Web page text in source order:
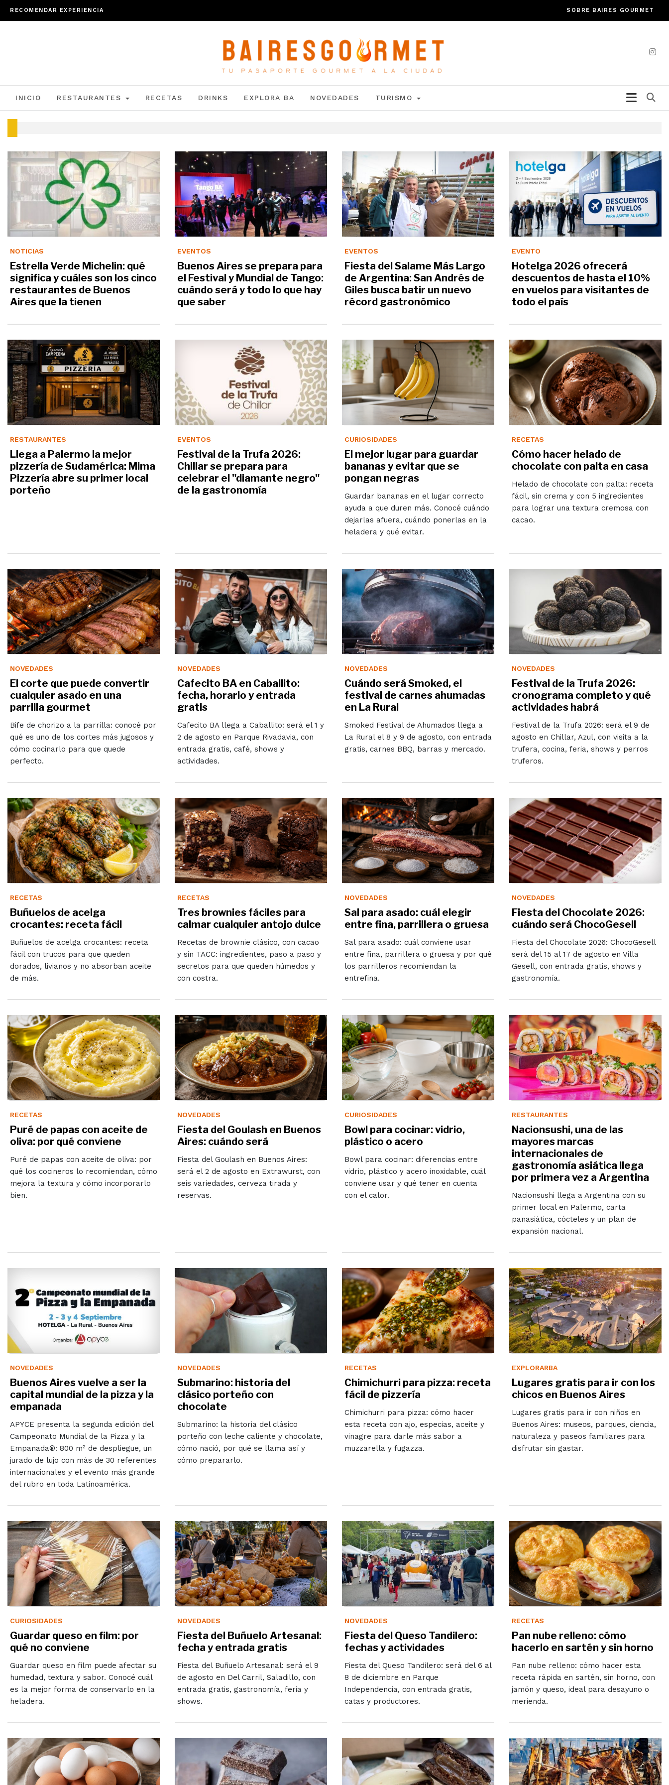
RECOMENDAR EXPERIENCIA SOBRE BAIRES GOURMET
INICIO RESTAURANTES RECETAS DRINKS EXPLORA BA NOVEDADES TURISMO
NOTICIAS
Estrella Verde Michelin: qué
significa y cuáles son los cinco
restaurantes de Buenos
Aires que la tienen
EVENTOS
Buenos Aires se prepara para
el Festival y Mundial de Tango:
cuándo será y todo lo que hay
que saber
EVENTOS
Fiesta del Salame Más Largo
de Argentina: San Andrés de
Giles busca batir un nuevo
récord gastronómico
EVENTO
Hotelga 2026 ofrecerá
descuentos de hasta el 10%
en vuelos para visitantes de
todo el país
RESTAURANTES
Llega a Palermo la mejor
pizzería de Sudamérica: Mima
Pizzería abre su primer local
porteño
EVENTOS
Festival de la Trufa 2026:
Chillar se prepara para
celebrar el "diamante negro"
de la gastronomía
CURIOSIDADES
El mejor lugar para guardar
bananas y evitar que se
pongan negras
Guardar bananas en el lugar correcto
ayuda a que duren más. Conocé cuándo
dejarlas afuera, cuándo ponerlas en la
heladera y qué evitar.
RECETAS
Cómo hacer helado de
chocolate con palta en casa
Helado de chocolate con palta: receta
fácil, sin crema y con 5 ingredientes
para lograr una textura cremosa con
cacao.
NOVEDADES
El corte que puede convertir
cualquier asado en una
parrilla gourmet
Bife de chorizo a la parrilla: conocé por
qué es uno de los cortes más jugosos y
cómo cocinarlo para que quede
perfecto.
NOVEDADES
Cafecito BA en Caballito:
fecha, horario y entrada
gratis
Cafecito BA llega a Caballito: será el 1 y
2 de agosto en Parque Rivadavia, con
entrada gratis, café, shows y
actividades.
NOVEDADES
Cuándo será Smoked, el
festival de carnes ahumadas
en La Rural
Smoked Festival de Ahumados llega a
La Rural el 8 y 9 de agosto, con entrada
gratis, carnes BBQ, barras y mercado.
NOVEDADES
Festival de la Trufa 2026:
cronograma completo y qué
actividades habrá
Festival de la Trufa 2026: será el 9 de
agosto en Chillar, Azul, con visita a la
trufera, cocina, feria, shows y perros
truferos.
RECETAS
Buñuelos de acelga
crocantes: receta fácil
Buñuelos de acelga crocantes: receta
fácil con trucos para que queden
dorados, livianos y no absorban aceite
de más.
RECETAS
Tres brownies fáciles para
calmar cualquier antojo dulce
Recetas de brownie clásico, con cacao
y sin TACC: ingredientes, paso a paso y
secretos para que queden húmedos y
con costra.
NOVEDADES
Sal para asado: cuál elegir
entre fina, parrillera o gruesa
Sal para asado: cuál conviene usar
entre fina, parrillera o gruesa y por qué
los parrilleros recomiendan la
entrefina.
NOVEDADES
Fiesta del Chocolate 2026:
cuándo será ChocoGesell
Fiesta del Chocolate 2026: ChocoGesell
será del 15 al 17 de agosto en Villa
Gesell, con entrada gratis, shows y
gastronomía.
RECETAS
Puré de papas con aceite de
oliva: por qué conviene
Puré de papas con aceite de oliva: por
qué los cocineros lo recomiendan, cómo
mejora la textura y cómo incorporarlo
bien.
NOVEDADES
Fiesta del Goulash en Buenos
Aires: cuándo será
Fiesta del Goulash en Buenos Aires:
será el 2 de agosto en Extrawurst, con
seis variedades, cerveza tirada y
reservas.
CURIOSIDADES
Bowl para cocinar: vidrio,
plástico o acero
Bowl para cocinar: diferencias entre
vidrio, plástico y acero inoxidable, cuál
conviene usar y qué tener en cuenta
con el calor.
RESTAURANTES
Nacionsushi, una de las
mayores marcas
internacionales de
gastronomía asiática llega
por primera vez a Argentina
Nacionsushi llega a Argentina con su
primer local en Palermo, carta
panasiática, cócteles y un plan de
expansión nacional.
NOVEDADES
Buenos Aires vuelve a ser la
capital mundial de la pizza y la
empanada
APYCE presenta la segunda edición del
Campeonato Mundial de la Pizza y la
Empanada®: 800 m² de despliegue, un
jurado de lujo con más de 30 referentes
internacionales y el evento más grande
del rubro en toda Latinoamérica.
NOVEDADES
Submarino: historia del
clásico porteño con
chocolate
Submarino: la historia del clásico
porteño con leche caliente y chocolate,
cómo nació, por qué se llama así y
cómo prepararlo.
RECETAS
Chimichurri para pizza: receta
fácil de pizzería
Chimichurri para pizza: cómo hacer
esta receta con ajo, especias, aceite y
vinagre para darle más sabor a
muzzarella y fugazza.
EXPLORARBA
Lugares gratis para ir con los
chicos en Buenos Aires
Lugares gratis para ir con niños en
Buenos Aires: museos, parques, ciencia,
naturaleza y paseos familiares para
disfrutar sin gastar.
CURIOSIDADES
Guardar queso en film: por
qué no conviene
Guardar queso en film puede afectar su
humedad, textura y sabor. Conocé cuál
es la mejor forma de conservarlo en la
heladera.
NOVEDADES
Fiesta del Buñuelo Artesanal:
fecha y entrada gratis
Fiesta del Buñuelo Artesanal: será el 9
de agosto en Del Carril, Saladillo, con
entrada gratis, gastronomía, feria y
shows.
NOVEDADES
Fiesta del Queso Tandilero:
fechas y actividades
Fiesta del Queso Tandilero: será del 6 al
8 de diciembre en Parque
Independencia, con entrada gratis,
catas y productores.
RECETAS
Pan nube relleno: cómo
hacerlo en sartén y sin horno
Pan nube relleno: cómo hacer esta
receta rápida en sartén, sin horno, con
jamón y queso, ideal para desayuno o
merienda.